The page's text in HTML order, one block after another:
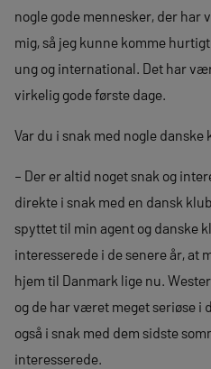
nogle gode mennesker, der har
mig, så jeg kunne komme
ung og international. Det har
virkelig gode første dage.
Var du i snak med nogle danske
– Der er altid noget snak og
direkte i snak med en dansk
spyttet til min agent og danske
interesserede i de senere år, at
hjem til Danmark lige nu.
og de har været meget seriøse i
også i snak med dem sidste
interesserede.